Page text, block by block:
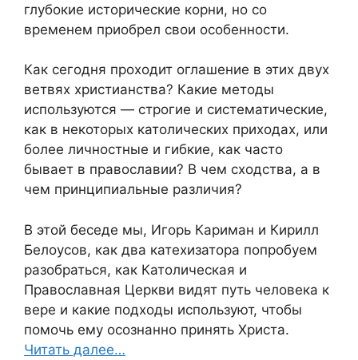
глубокие исторические корни, но со
временем приобрел свои особенности.
Как сегодня проходит оглашение в этих двух
ветвях христианства? Какие методы
используются — строгие и систематические,
как в некоторых католических приходах, или
более личностные и гибкие, как часто
бывает в православии? В чем сходства, а в
чем принципиальные различия?
В этой беседе мы, Игорь Кариман и Кирилл
Белоусов, как два катехизатора попробуем
разобраться, как Католическая и
Православная Церкви видят путь человека к
вере и какие подходы используют, чтобы
помочь ему осознанно принять Христа.
Читать далее…